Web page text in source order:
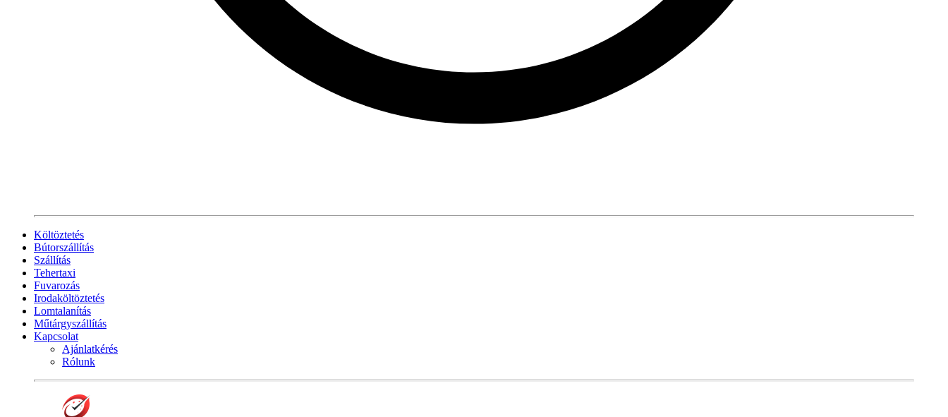
Költöztetés
Bútorszállítás
Szállítás
Tehertaxi
Fuvarozás
Irodaköltöztetés
Lomtalanítás
Műtárgyszállítás
Kapcsolat
Ajánlatkérés
Rólunk